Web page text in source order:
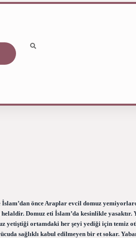
önce Araplar evcil domuz
Domuz eti İslam’da kesinlikle yasaktır.
yetiştiği ortamdaki her şeyi yediği için temiz
sağlıklı kabul edilmeyen bir et sokar.